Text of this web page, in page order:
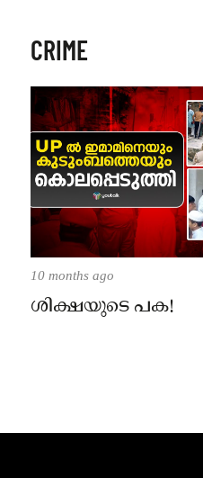
CRIME
10 months ago
ശിക്ഷയുടെ പക!